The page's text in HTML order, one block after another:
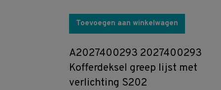
Toevoegen aan winkelwagen
A2027400293 2027400293
Kofferdeksel greep lijst met
verlichting S202